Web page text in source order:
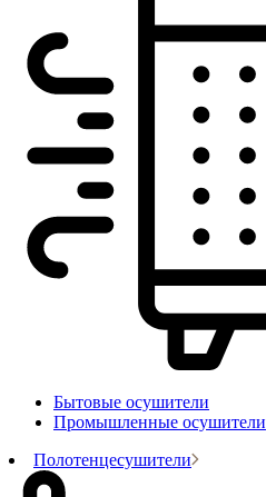
Бытовые осушители
Промышленные осушители
Полотенцесушители